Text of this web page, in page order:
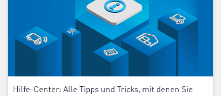
Hilfe-Center: Alle Tipps und Tricks, mit denen Sie